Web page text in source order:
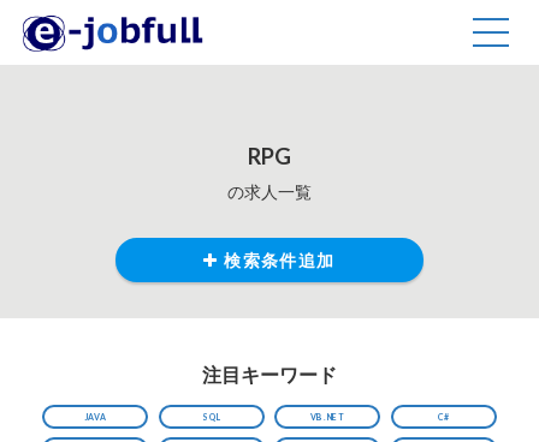
RPG
の求人一覧
検索条件追加
注目キーワード
JAVA SQL VB.NET C#